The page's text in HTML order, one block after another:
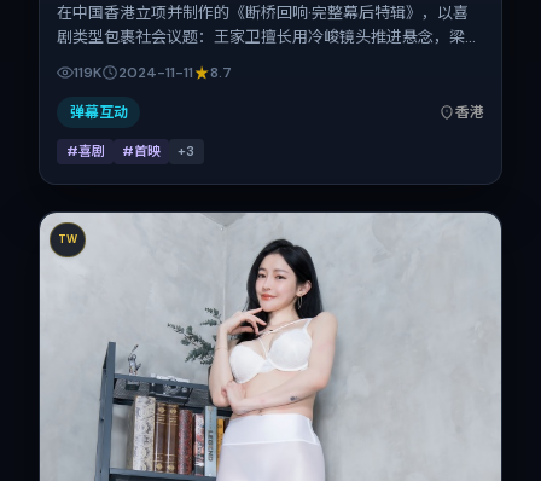
在中国香港立项并制作的《断桥回响·完整幕后特辑》，以喜
剧类型包裹社会议题：王家卫擅长用冷峻镜头推进悬念，梁朝
伟、刘青云、汤姆·哈迪、李秉宪、瑛太的对手戏为看点之
一。上映时间：2024-11-11；片长109分钟；适合关注现实质
感与类型片结构的观众。
119K 2024-11-11 8.7
弹幕互动 香港
#喜剧 #首映 +3
TW